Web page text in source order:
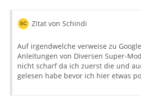
Zitat von Schindi
Auf irgendwelche verweise zu
Anleitungen von Diversen Super-
nicht scharf da ich zuerst die und
gelesen habe bevor ich hier etwas